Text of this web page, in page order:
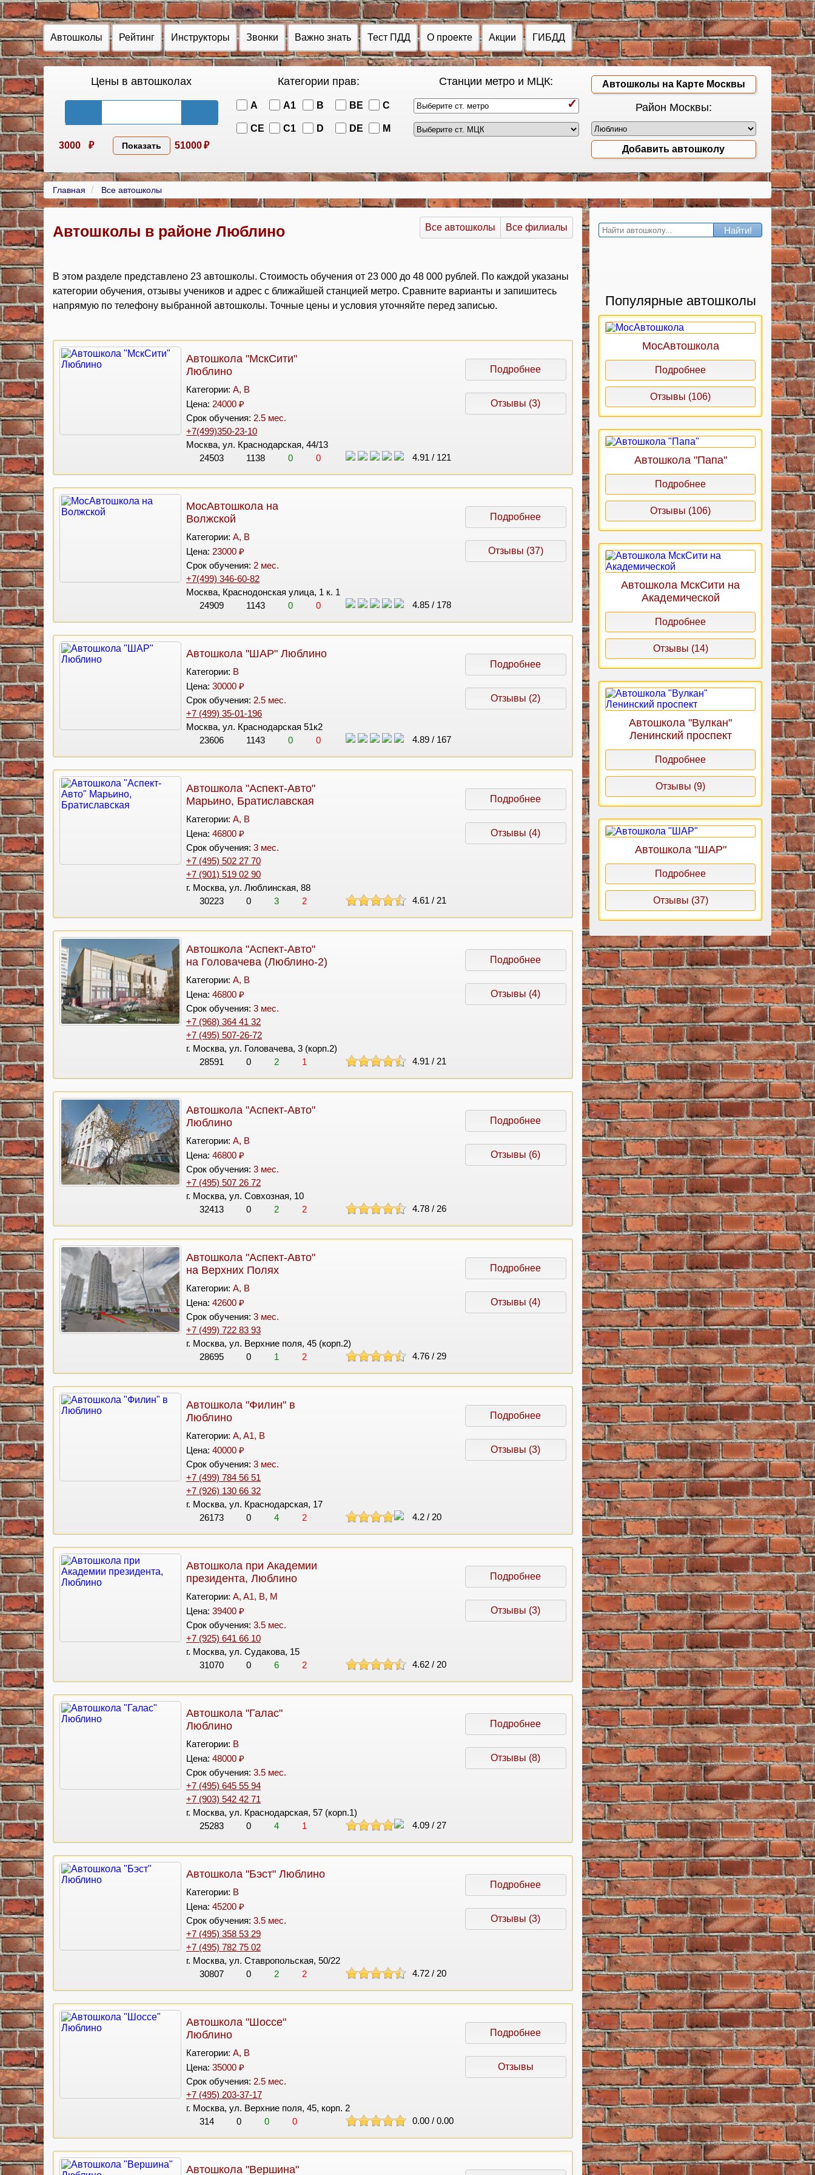
Автошколы Рейтинг Инструкторы Звонки Важно знать Тест ПДД О проекте Акции ГИБДД
Цены в автошколах
3000 ₽ Показать 51000 ₽
Категории прав:
A A1 B BE C
CE C1 D DE M
Станции метро и МЦК:
Выберите ст. метро
Автошколы на Карте Москвы
Район Москвы:
Добавить автошколу
Главная Все автошколы
Автошколы в районе Люблино Все автошколы Все филиалы
В этом разделе представлено 23 автошколы. Стоимость обучения от 23 000 до 48 000 рублей. По каждой указаны
категории обучения, отзывы учеников и адрес с ближайшей станцией метро. Сравните варианты и запишитесь
напрямую по телефону выбранной автошколы. Точные цены и условия уточняйте перед записью.
Автошкола "МскСити"
Люблино
Категории: A, B
Цена: 24000 ₽
Срок обучения: 2.5 мес.
+7(499)350-23-10
Москва, ул. Краснодарская, 44/13
24503
1138 0 0 4.91 / 121
Подробнее
Отзывы (3)
МосАвтошкола на
Волжской
Категории: A, B
Цена: 23000 ₽
Срок обучения: 2 мес.
+7(499) 346-60-82
Москва, Краснодонская улица, 1 к. 1
24909
1143 0 0 4.85/ 178
Подробнее
Отзывы (37)
Автошкола "ШАР" Люблино
Категории: B
Цена: 30000 ₽
Срок обучения: 2.5 мес.
+7 (499) 35-01-196
Москва, ул. Краснодарская 51к2
23606
1143 0 0 4.89/ 167
Подробнее
Отзывы (2)
Автошкола "Аспект-Авто"
Марьино, Братиславская
Категории: A, B
Цена: 46800 ₽
Срок обучения: 3 мес.
+7 (495) 502 27 70
+7 (901) 519 02 90
г. Москва, ул. Люблинская, 88
30223
0 3 2 4.61 / 21
Подробнее
Отзывы (4)
Автошкола "Аспект-Авто"
на Головачева (Люблино-2)
Категории: A, B
Цена: 46800 ₽
Срок обучения: 3 мес.
+7 (968) 364 41 32
+7 (495) 507-26-72
г. Москва, ул. Головачева, 3 (корп.2)
28591
0 2 1 4.91 / 21
Подробнее
Отзывы (4)
Автошкола "Аспект-Авто"
Люблино
Категории: A, B
Цена: 46800 ₽
Срок обучения: 3 мес.
+7 (495) 507 26 72
г. Москва, ул. Совхозная, 10
32413
0 2 2 4.78/ 26
Подробнее
Отзывы (6)
Автошкола "Аспект-Авто"
на Верхних Полях
Категории: A, B
Цена: 42600 ₽
Срок обучения: 3 мес.
+7 (499) 722 83 93
г. Москва, ул. Верхние поля, 45 (корп.2)
28695
0 1 2 4.76/ 29
Подробнее
Отзывы (4)
Автошкола "Филин" в
Люблино
Категории: A, A1, B
Цена: 40000 ₽
Срок обучения: 3 мес.
+7 (499) 784 56 51
+7 (926) 130 66 32
г. Москва, ул. Краснодарская, 17
26173
0 4 2 4.2/ 20
Подробнее
Отзывы (3)
Автошкола при Академии
президента, Люблино
Категории: A, A1, B, M
Цена: 39400 ₽
Срок обучения: 3.5 мес.
+7 (925) 641 66 10
г. Москва, ул. Судакова, 15
31070
0 6 2 4.62/ 20
Подробнее
Отзывы (3)
Автошкола "Галас"
Люблино
Категории: B
Цена: 48000 ₽
Срок обучения: 3.5 мес.
+7 (495) 645 55 94
+7 (903) 542 42 71
г. Москва, ул. Краснодарская, 57 (корп.1)
25283
0 4 1 4.09/ 27
Подробнее
Отзывы (8)
Автошкола "Бэст" Люблино
Категории: B
Цена: 45200 ₽
Срок обучения: 3.5 мес.
+7 (495) 358 53 29
+7 (495) 782 75 02
г. Москва, ул. Ставропольская, 50/22
30807
0 2 2 4.72/ 20
Подробнее
Отзывы (3)
Автошкола "Шоссе"
Люблино
Категории: A, B
Цена: 35000 ₽
Срок обучения: 2.5 мес.
+7 (495) 203-37-17
г. Москва, ул. Верхние поля, 45, корп. 2
314
0 0 0 0.00/ 0.00
Подробнее
Отзывы
Автошкола "Вершина"
Найти!
Популярные автошколы
МосАвтошкола
Подробнее
Отзывы (106)
Автошкола "Папа"
Подробнее
Отзывы (106)
Автошкола МскСити на
Академической
Подробнее
Отзывы (14)
Автошкола "Вулкан"
Ленинский проспект
Подробнее
Отзывы (9)
Автошкола "ШАР"
Подробнее
Отзывы (37)